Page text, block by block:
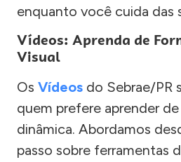
enquanto você cuida das
Vídeos: Aprenda de
Visual
Os Vídeos do Sebrae/PR
quem prefere aprender
dinâmica. Abordamos
passo sobre ferramentas